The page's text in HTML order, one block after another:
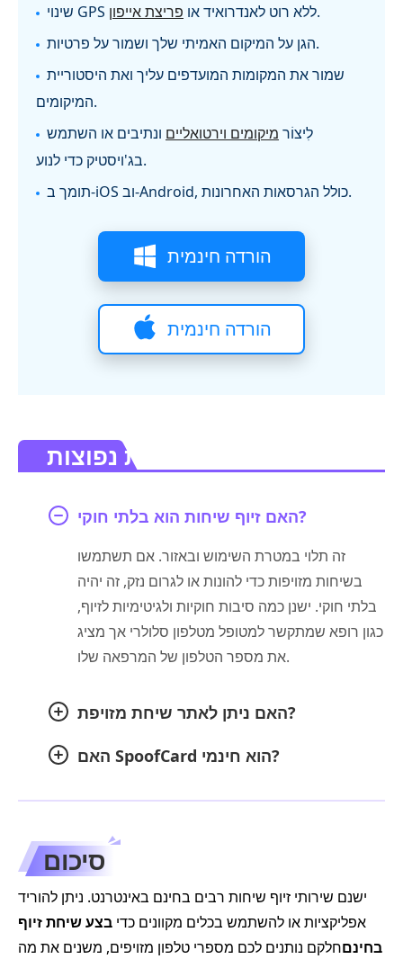
שינוי GPS ללא רוט לאנדרואיד או פריצת אייפון
.
הגן על המיקום האמיתי שלך ושמור על פרטיות.
שמור את המקומות המועדפים עליך ואת היסטוריית
המיקומים.
לִיצוֹר מיקומים וירטואליים ונתיבים או השתמש
בג'ויסטיק כדי לנוע.
תומך ב-iOS וב-Android, כולל הגרסאות האחרונות.
הורדה חינמית
הורדה חינמית
האם זיוף שיחות הוא בלתי חוקי?
זה תלוי במטרת השימוש ובאזור. אם תשתמשו
בשיחות מזויפות כדי להונות או לגרום נזק, זה יהיה
בלתי חוקי. ישנן כמה סיבות חוקיות ולגיטימיות לזיוף,
כגון רופא שמתקשר למטופל מטלפון סלולרי אך מציג
את מספר הטלפון של המרפאה שלו.
האם ניתן לאתר שיחת מזויפת?
האם SpoofCard הוא חינמי?
סיכום
ישנם שירותי זיוף שיחות רבים בחינם באינטרנט. ניתן להוריד
אפליקציות או להשתמש בכלים מקוונים כדי בצע שיחת זיוף
בחינםחלקם נותנים לכם מספרי טלפון מזויפים, משנים את מה